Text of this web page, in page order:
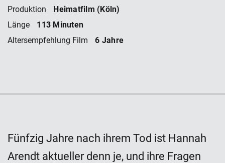
Produktion Heimatfilm (Köln)
Länge 113 Minuten
Altersempfehlung Film 6 Jahre
Fünfzig Jahre nach ihrem Tod ist Hannah
Arendt aktueller denn je, und ihre Fragen